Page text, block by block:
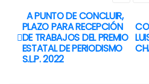
N
a
A PUNTO DE CONCLUIR,
PLAZO PARA RECEPCIÓN
DE TRABAJOS DEL PREMIO
ESTATAL DE PERIODISMO
S.L.P. 2022